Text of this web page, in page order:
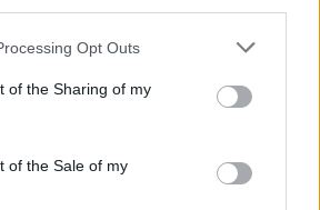
website/app uses one or more Google
or usage behaviour. You may click to
to Google and its third-party tags to
specified purposes in below Google
Opt Outs
of the Sharing of my
of the Sale of my